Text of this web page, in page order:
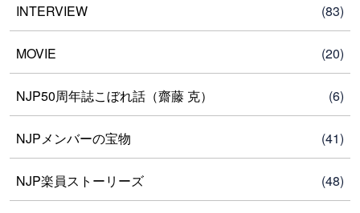
INTERVIEW (83)
MOVIE (20)
NJP50周年誌こぼれ話（齋藤 克） (6)
NJPメンバーの宝物 (41)
NJP楽員ストーリーズ (48)